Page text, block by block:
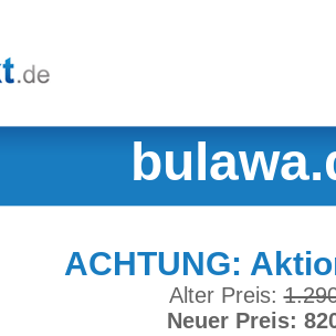
ACHTUNG:
Alter Preis:
Neuer Preis: